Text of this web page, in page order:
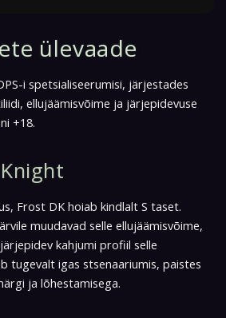
ülevaade
i spetsialiseerumisi, järjestades
ellujäämisvõime ja järjepidevuse
+18.
Frost DK hoiab kindlalt S taset.
muudavad selle ellujäämisvõime,
kahjumi profiil selle
tugevalt igas stsenaariumis, paistes
ja lõhestamisega.